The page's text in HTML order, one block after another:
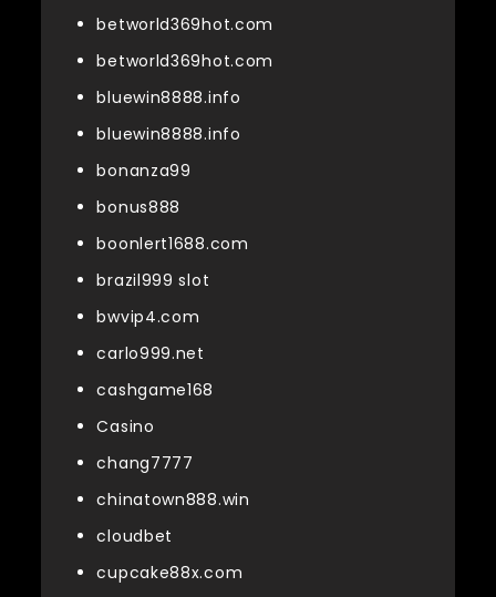
betworld369hot.com
betworld369hot.com
bluewin8888.info
bluewin8888.info
bonanza99
bonus888
boonlert1688.com
brazil999 slot
bwvip4.com
carlo999.net
cashgame168
Casino
chang7777
chinatown888.win
cloudbet
cupcake88x.com